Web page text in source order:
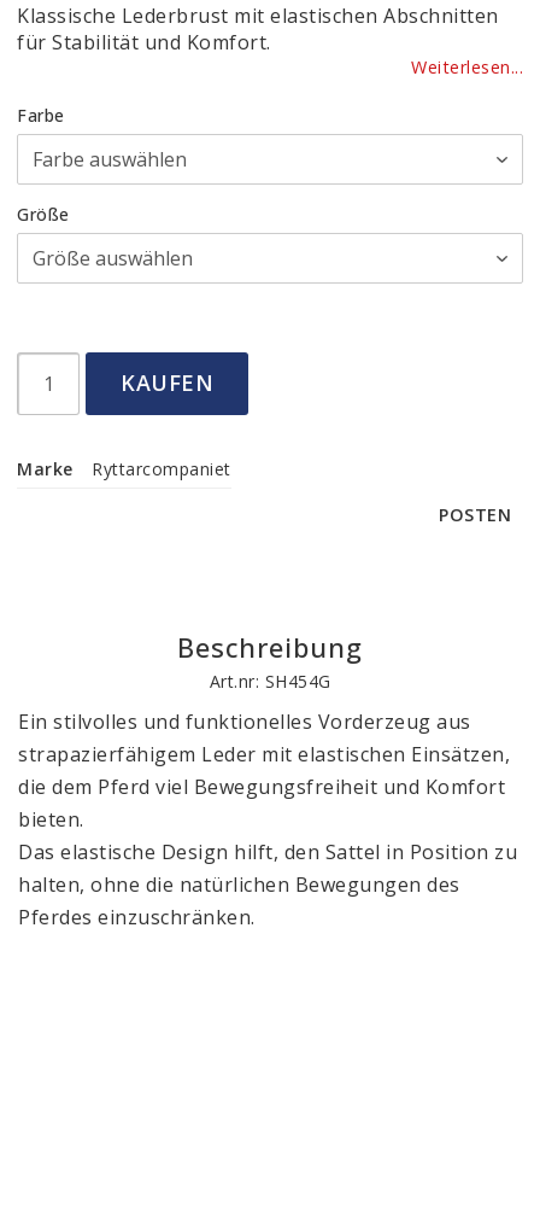
Klassische Lederbrust mit elastischen Abschnitten
für Stabilität und Komfort.
Weiterlesen...
Farbe
Größe
KAUFEN
Marke
Ryttarcompaniet
POSTEN
Beschreibung
Art.nr: SH454G
Ein stilvolles und funktionelles Vorderzeug aus
strapazierfähigem Leder mit elastischen Einsätzen,
die dem Pferd viel Bewegungsfreiheit und Komfort
bieten.
Das elastische Design hilft, den Sattel in Position zu
halten, ohne die natürlichen Bewegungen des
Pferdes einzuschränken.